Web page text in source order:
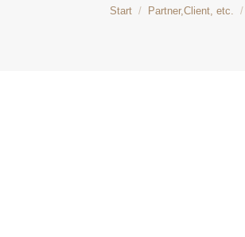
Sie befinden sich hier:
Start Partner,Client, etc.